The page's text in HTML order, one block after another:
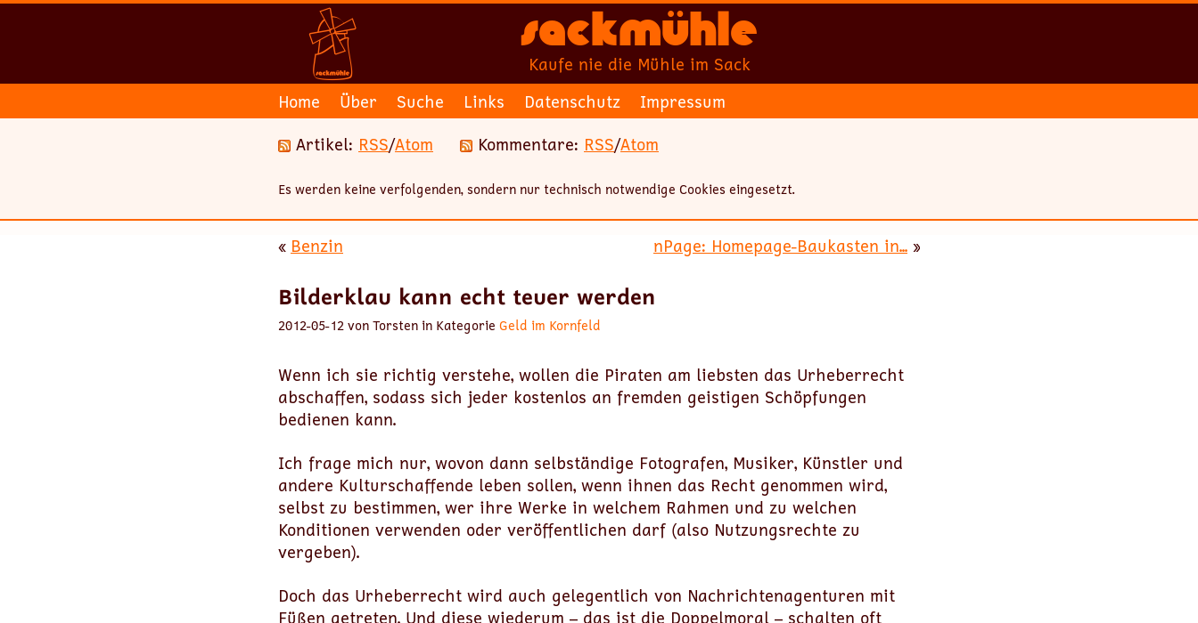
Sackmühle
Kaufe nie die Mühle im Sack
Home
Über Suche Links Datenschutz
Impressum
Artikel: RSS/Atom Kommentare: RSS/Atom
Es werden keine verfolgenden, sondern nur technisch notwendige Cookies eingesetzt.
« Benzin nPage: Homepage-Baukasten in... »
Bilderklau kann echt teuer werden
2012-05-12 von Torsten in Kategorie Geld im Kornfeld
Wenn ich sie richtig verstehe, wollen die Piraten am liebsten das Urheberrecht
abschaffen, sodass sich jeder kostenlos an fremden geistigen Schöpfungen
bedienen kann.
Ich frage mich nur, wovon dann selbständige Fotografen, Musiker, Künstler und
andere Kulturschaffende leben sollen, wenn ihnen das Recht genommen wird,
selbst zu bestimmen, wer ihre Werke in welchem Rahmen und zu welchen
Konditionen verwenden oder veröffentlichen darf (also Nutzungsrechte zu
vergeben).
Doch das Urheberrecht wird auch gelegentlich von Nachrichtenagenturen mit
Füßen getreten. Und diese wiederum – das ist die Doppelmoral – schalten oft